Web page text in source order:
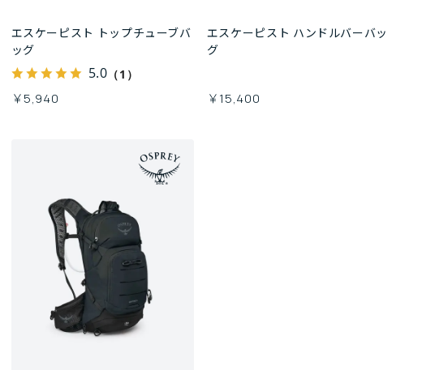
エスケーピスト トップチューブバ
ッグ
5.0 （1）
￥5,940
エスケーピスト ハンドルバーバッ
グ
￥15,400